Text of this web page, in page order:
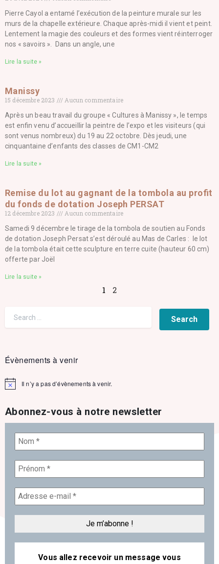
Pierre Cayol a entamé l’exécution de la peinture murale sur les
murs de la chapelle extérieure. Chaque après-midi il vient et peint.
Lentement la magie des couleurs et des formes vient réinterroger
nos « savoirs ». Dans un angle, une
Lire la suite »
Manissy
15 décembre 2023
Aucun commentaire
Après un beau travail du groupe « Cultures à Manissy », le temps
est enfin venu d’accueillir la peintre de l’expo et les visiteurs (qui
sont venus nombreux) du 19 au 22 octobre. Dès jeudi, une
cinquantaine d’enfants des classes de CM1-CM2
Lire la suite »
Remise du lot au gagnant de la tombola au profit
du fonds de dotation Joseph PERSAT
12 décembre 2023
Aucun commentaire
Samedi 9 décembre le tirage de la tombola de soutien au Fonds
de dotation Joseph Persat s’est déroulé au Mas de Carles : le lot
de la tombola était cette sculpture en terre cuite (hauteur 60 cm)
offerte par Joël
Lire la suite »
1 2
Évènements à venir
Notice Il n’y a pas d’évènements à venir.
Abonnez-vous à notre newsletter
Vous allez recevoir un message vous